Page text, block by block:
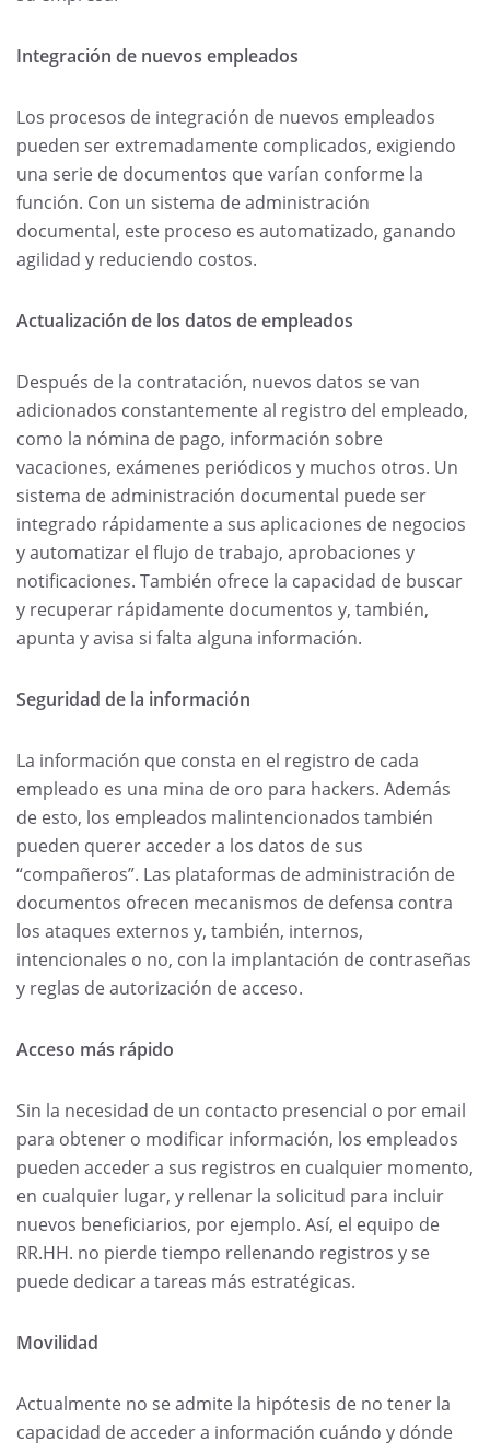
Integración de nuevos empleados
Los procesos de integración de nuevos empleados
pueden ser extremadamente complicados, exigiendo
una serie de documentos que varían conforme la
función. Con un sistema de administración
documental, este proceso es automatizado, ganando
agilidad y reduciendo costos.
Actualización de los datos de empleados
Después de la contratación, nuevos datos se van
adicionados constantemente al registro del empleado,
como la nómina de pago, información sobre
vacaciones, exámenes periódicos y muchos otros. Un
sistema de administración documental puede ser
integrado rápidamente a sus aplicaciones de negocios
y automatizar el flujo de trabajo, aprobaciones y
notificaciones. También ofrece la capacidad de buscar
y recuperar rápidamente documentos y, también,
apunta y avisa si falta alguna información.
Seguridad de la información
La información que consta en el registro de cada
empleado es una mina de oro para hackers. Además
de esto, los empleados malintencionados también
pueden querer acceder a los datos de sus
“compañeros”. Las plataformas de administración de
documentos ofrecen mecanismos de defensa contra
los ataques externos y, también, internos,
intencionales o no, con la implantación de contraseñas
y reglas de autorización de acceso.
Acceso más rápido
Sin la necesidad de un contacto presencial o por email
para obtener o modificar información, los empleados
pueden acceder a sus registros en cualquier momento,
en cualquier lugar, y rellenar la solicitud para incluir
nuevos beneficiarios, por ejemplo. Así, el equipo de
RR.HH. no pierde tiempo rellenando registros y se
puede dedicar a tareas más estratégicas.
Movilidad
Actualmente no se admite la hipótesis de no tener la
capacidad de acceder a información cuándo y dónde